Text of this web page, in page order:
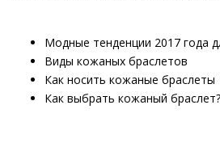
Модные тенденции 2017 года
Виды кожаных браслетов
Как носить кожаные браслеты
Как выбрать кожаный браслет?